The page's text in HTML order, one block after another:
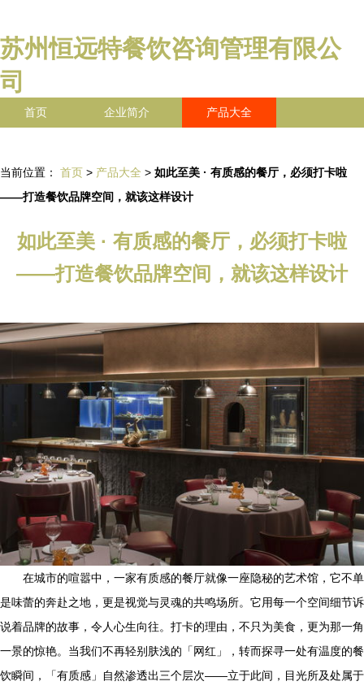
苏州恒远特餐饮咨询管理有限公
司
首页 企业简介 产品大全
当前位置： 首页 > 产品大全 > 如此至美 · 有质感的餐厅，必须打卡啦
——打造餐饮品牌空间，就该这样设计
如此至美 · 有质感的餐厅，必须打卡啦
——打造餐饮品牌空间，就该这样设计
在城市的喧嚣中，一家有质感的餐厅就像一座隐秘的艺术馆，它不单
是味蕾的奔赴之地，更是视觉与灵魂的共鸣场所。它用每一个空间细节诉
说着品牌的故事，令人心生向往。打卡的理由，不只为美食，更为那一角
一景的惊艳。当我们不再轻别肤浅的「网红」，转而探寻一处有温度的餐
饮瞬间，「有质感」自然渗透出三个层次——立于此间，目光所及处属于